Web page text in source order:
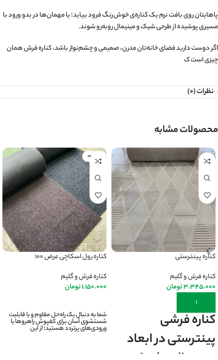
پاهایتان روی بافت نرم یک کناره‌ی خوش‌رنگ فرود بیاید؛ یا مهمان‌ها در بدو ورود با
مسیری پوشیده از طرحی شیک و مینیمال روبه‌رو شوند.
اگر دوست دارید فضای خانه‌تان مدرن، صمیمی و چشم‌نواز باشد، کناره فرش همان
چیزی است ک
نظرات (0)
محصولات مشابه
کناره پینترستی
کناره فرش و گلیم
3.345.000تومان
افزودن به سبد خرید
کناره فرشی
پینترستی در ابعاد
ناموجود
کناره رول اسکاچی عرض ۱۰۰
کناره فرش و گلیم
1.150.000تومان
شما به دنبال یک راه‌حل مقاوم و با قابلیت
شستشوی آسان برای کفپوش راهروها یا
ورودی‌های پرتردد هستید؛ از این